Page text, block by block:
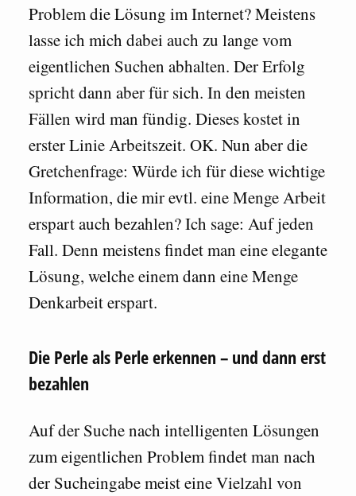
Problem die Lösung im Internet? Meistens
lasse ich mich dabei auch zu lange vom
eigentlichen Suchen abhalten. Der Erfolg
spricht dann aber für sich. In den meisten
Fällen wird man fündig. Dieses kostet in
erster Linie Arbeitszeit. OK. Nun aber die
Gretchenfrage: Würde ich für diese wichtige
Information, die mir evtl. eine Menge Arbeit
erspart auch bezahlen? Ich sage: Auf jeden
Fall. Denn meistens findet man eine elegante
Lösung, welche einem dann eine Menge
Denkarbeit erspart.
Die Perle als Perle erkennen – und dann erst
bezahlen
Auf der Suche nach intelligenten Lösungen
zum eigentlichen Problem findet man nach
der Sucheingabe meist eine Vielzahl von